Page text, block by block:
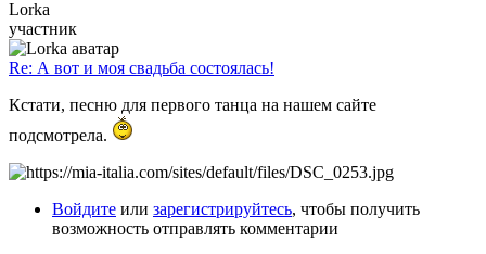
Lorka
участник
Re: А вот и моя свадьба состоялась!
Кстати, песню для первого танца на нашем сайте
подсмотрела.
Войдите или зарегистрируйтесь, чтобы получить
возможность отправлять комментарии